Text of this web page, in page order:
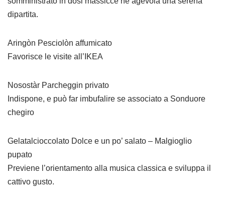
dipartita.
Aringòn Pesciolòn affumicato
Favorisce le visite all’IKEA
Nosostàr Parcheggin privato
Indispone, e può far imbufalire se associato a Sonduore
chegiro
Gelatalcioccolato Dolce e un po’ salato – Malgioglio
pupato
Previene l’orientamento alla musica classica e sviluppa il
cattivo gusto.